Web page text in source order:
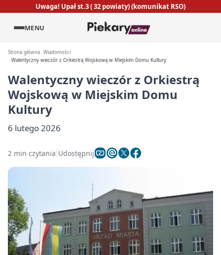
Uwaga! Upał st.3 ( 32 powiaty) (komunikat RSO)
MENU
Strona główna Wiadomości
Walentyczny wieczór z Orkiestrą Wojskową w Miejskim Domu Kultury
Walentyczny wieczór z Orkiestrą
Wojskową w Miejskim Domu
Kultury
6 lutego 2026
2 min czytania Udostępnij